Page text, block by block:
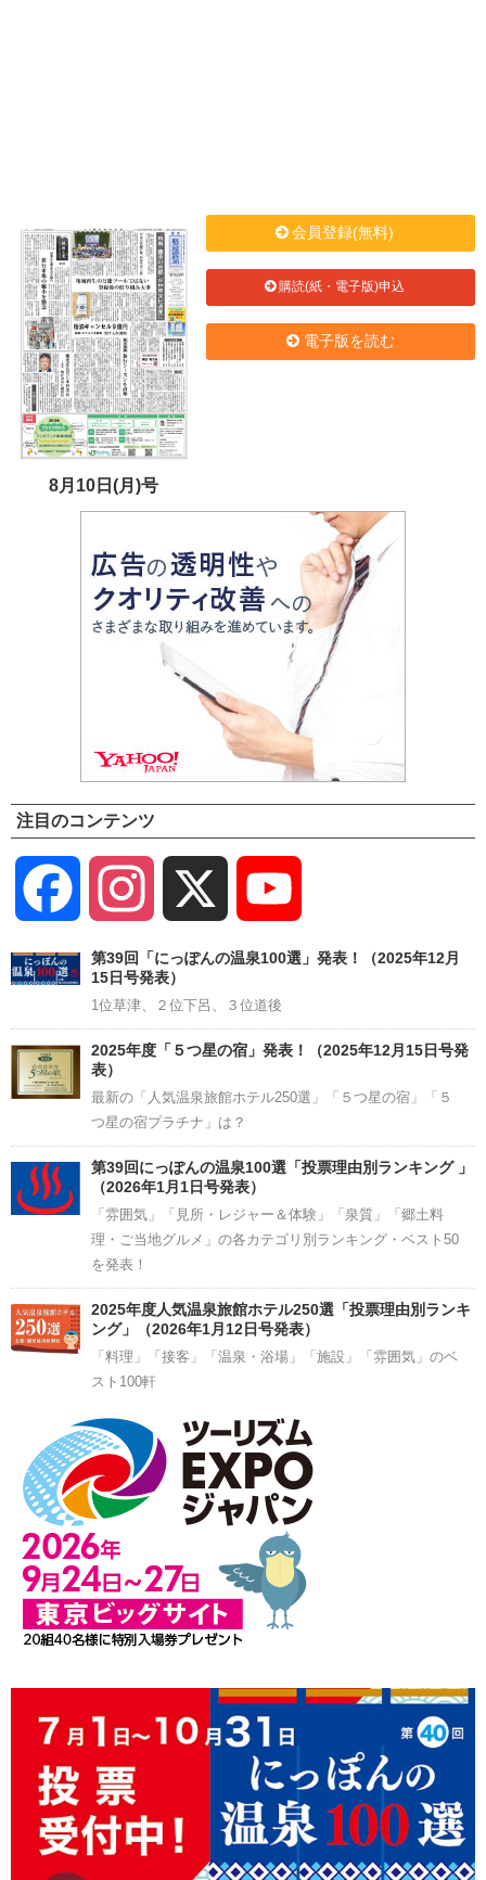
8月10日(月)号
会員登録(無料)
購読(紙・電子版)申込
電子版を読む
注目のコンテンツ
Facebook Instagram
Channel
第39回「にっぽんの温泉100選」発表！（2025年12月
15日号発表）
1位草津、２位下呂、３位道後
2025年度「５つ星の宿」発表！（2025年12月15日号発
表）
最新の「人気温泉旅館ホテル250選」「５つ星の宿」「５
つ星の宿プラチナ」は？
第39回にっぽんの温泉100選「投票理由別ランキング 」
（2026年1月1日号発表）
「雰囲気」「見所・レジャー＆体験」「泉質」「郷土料
理・ご当地グルメ」の各カテゴリ別ランキング・ベスト50
を発表！
2025年度人気温泉旅館ホテル250選「投票理由別ランキ
ング」（2026年1月12日号発表）
「料理」「接客」「温泉・浴場」「施設」「雰囲気」のベ
スト100軒